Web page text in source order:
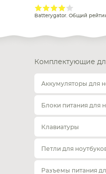
Batterygator. Общий
Комплектующие
Аккумуляторы для
Блоки питания для
Клавиатуры
Петли для
Разъемы питания